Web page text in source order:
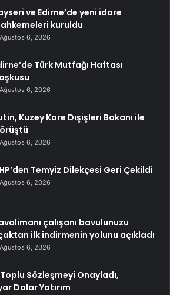
ve Edirne’de yeni idare
kuruldu
Ağustos 6, 2026
Türk Mutfağı Haftası
Ağustos 6, 2026
Kuzey Kore Dışişleri Bakanı ile
Ağustos 6, 2026
Temyiz Dilekçesi Geri Çekildi
Ağustos 6, 2026
çalışanı bavulunuzu
ilk indirmenin yolunu açıkladı
Ağustos 6, 2026
Sözleşmeyi Onayladı,
Dolar Yatırım